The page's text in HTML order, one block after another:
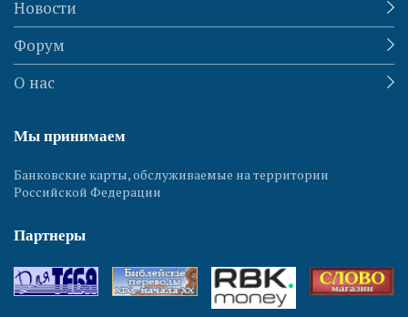
Новости
Форум
О нас
Мы принимаем
Банковские карты, обслуживаемые на территории
Российской Федерации
Партнеры